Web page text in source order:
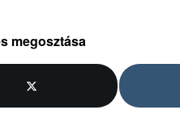
megosztása